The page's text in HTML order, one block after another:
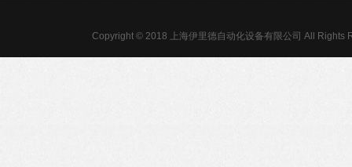
Copyright © 2018 上海伊里德自动化设备有限公司 All Rights